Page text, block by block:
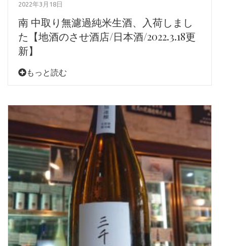
2022年3月18日
南 中取り無濾過純米生酒、入荷しまし
た【地酒のさせ酒店/日本酒/2022.3.18更
新】
もっと読む